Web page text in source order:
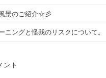
景のご紹介☆彡
ニングと怪我のリスクについて。
ント